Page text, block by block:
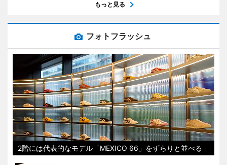
もっと見る
フォトフラッシュ
2階には代表的なモデル「MEXICO 66」をずらりと並べる